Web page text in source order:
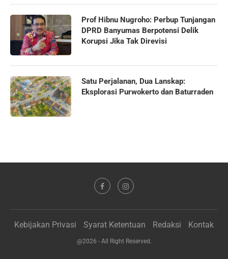
Prof Hibnu Nugroho: Perbup Tunjangan
DPRD Banyumas Berpotensi Delik
Korupsi Jika Tak Direvisi
Satu Perjalanan, Dua Lanskap:
Eksplorasi Purwokerto dan Baturraden
Kebijakan Privasi Syarat Ketentuan Redaksi Kontak
@2026 - All Right Reserved.